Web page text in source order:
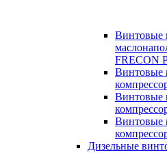
Винтовые
FRECON
Винтовые
Винтовые
Винтовые
Дизельные